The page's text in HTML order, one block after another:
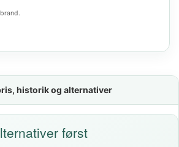
historik og alternativer
først